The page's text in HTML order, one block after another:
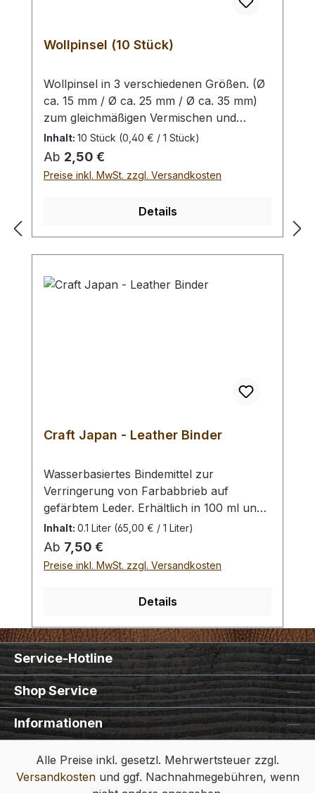
Wollpinsel (10 Stück)
Wollpinsel in 3 verschiedenen Größen. (Ø
ca. 15 mm / Ø ca. 25 mm / Ø ca. 35 mm)
zum gleichmäßigen Vermischen und
Auftragen von Lederfarbe oder Finish auf
die Oberfläche oder Kante. Auswahlliste:
klein:10 Wollpinsel mit ca. 15 mm
Kopfdurchmesser (besonders geeignet für
mm Kopfdurchmessergroß: 10 Wollpinsel
mit ca. 35 mm Kopfdurchmesser
(besonders geeignet für die Fläche) Bei
Wollpinsel.
Inhalt: 10 Stück (0,40 € / 1 Stück)
Regulärer Preis:
Ab 2,50 €
Preise inkl. MwSt. zzgl. Versandkosten
Details
Craft Japan - Leather Binder
Wasserbasiertes Bindemittel zur
Verringerung von Farbabbrieb auf
gefärbtem Leder. Erhältlich in 100 ml und
500 ml Gebinden. Unser Craft Japan -
Leather Binder bietet Ihnen die
Möglichkeit, freie Farbpigmente, die nach
dem Färben häufig die Ursache von
Farbabrieb kann so vermindert oder gar
komplett unterbunden werden. (Je nach
verwendetem Leder, verwendeter Farbe
und Farbmenge). Fleckige Färbungen
werden leicht ausgeglichen und das Leder
wird durch den Auftrag
wiederstandsfähiger. Es kann nach dem
Färben wie ein Finish mit unseren
Wollpinseln (Dauber), einem Pinsel oder
einem feinen, sauberen Baumwolltuch
über das gefärbte Leder aufgetragen
Inhalt: 0.1 Liter (65,00 € / 1 Liter)
Regulärer Preis:
Ab 7,50 €
Preise inkl. MwSt. zzgl. Versandkosten
Details
Service-Hotline
Shop Service
Informationen
Alle Preise inkl. gesetzl. Mehrwertsteuer zzgl.
Versandkostenund ggf. Nachnahmegebühren, wenn